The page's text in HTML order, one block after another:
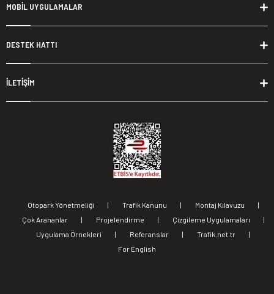
MOBİL UYGULAMALAR
DESTEK HATTI
İLETİŞİM
Otopark Yönetmeliği | Trafik Kanunu | Montaj Kılavuzu
|
Çok Arananlar
| Projelendirme | Çizgileme Uygulamaları
|
Uygulama Örnekleri
| Referanslar | Trafik.net.tr
|
For English